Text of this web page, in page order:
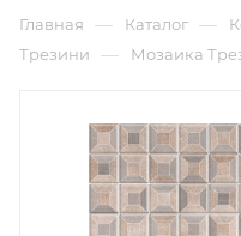
Главная — Каталог —
Трезини — Мозаика